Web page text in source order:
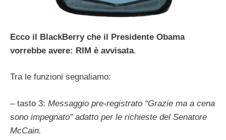
Ecco il BlackBerry che il Presidente Obama
vorrebbe avere: RIM è avvisata.
Tra le funzioni segnaliamo:
– tasto 3: Messaggio pre-registrato “Grazie ma a cena
sono impegnato” adatto per le richieste del Senatore
McCain.